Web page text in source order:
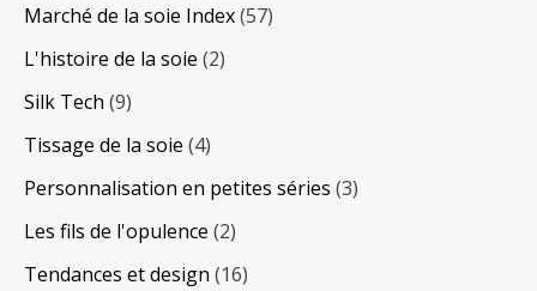
Marché de la soie Index(57)
L'histoire de la soie (2)
Silk Tech (9)
Tissage de la soie (4)
Personnalisation en petites séries (3)
Les fils de l'opulence (2)
Tendances et design (16)